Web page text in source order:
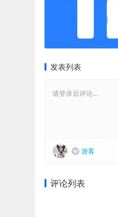
发表列表
请登录后评论...
游客
评论列表